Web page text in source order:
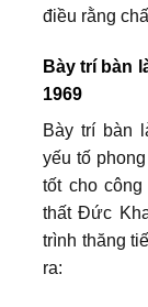
điều rằng
Bày trí bàn
1969
Bày trí bàn
yếu tố
tốt cho
thất Đức
trình thăng
ra: